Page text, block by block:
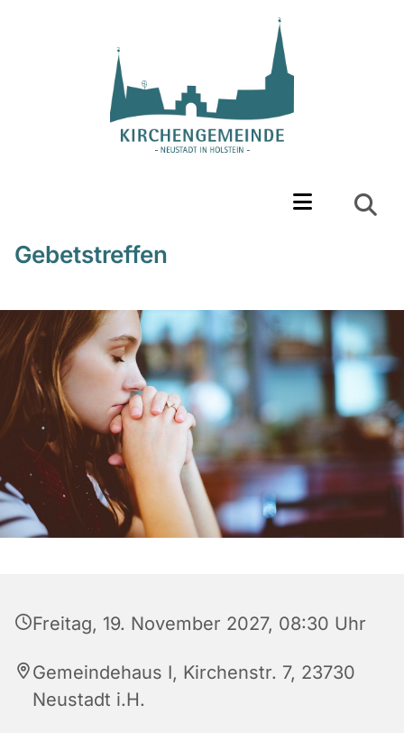
Gebetstreffen
Freitag, 19. November 2027, 08:30 Uhr
Gemeindehaus I, Kirchenstr. 7, 23730
Neustadt i.H.